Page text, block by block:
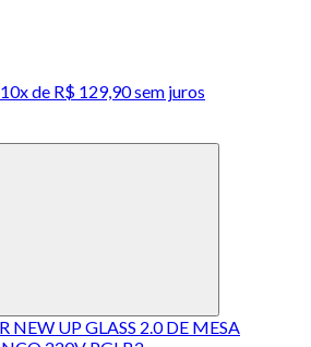
10x de R$ 129,90 sem juros